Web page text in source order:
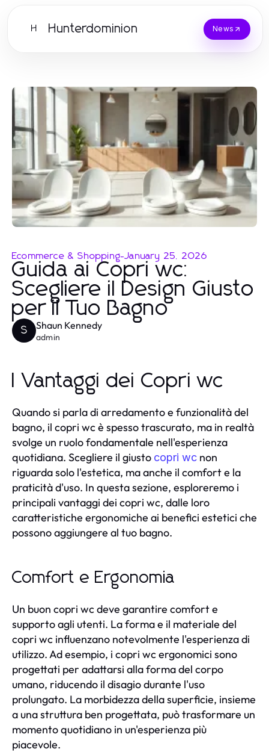
H Hunterdominion News
Ecommerce & Shopping-January 25, 2026
Guida ai Copri wc:
Scegliere il Design Giusto
per il Tuo Bagno
S Shaun Kennedy
admin
I Vantaggi dei Copri wc
Quando si parla di arredamento e funzionalità del
bagno, il copri wc è spesso trascurato, ma in realtà
svolge un ruolo fondamentale nell'esperienza
quotidiana. Scegliere il giusto copri wc non
riguarda solo l'estetica, ma anche il comfort e la
praticità d'uso. In questa sezione, esploreremo i
principali vantaggi dei copri wc, dalle loro
caratteristiche ergonomiche ai benefici estetici che
possono aggiungere al tuo bagno.
Comfort e Ergonomia
Un buon copri wc deve garantire comfort e
supporto agli utenti. La forma e il materiale del
copri wc influenzano notevolmente l'esperienza di
utilizzo. Ad esempio, i copri wc ergonomici sono
progettati per adattarsi alla forma del corpo
umano, riducendo il disagio durante l'uso
prolungato. La morbidezza della superficie, insieme
a una struttura ben progettata, può trasformare un
momento quotidiano in un'esperienza più
piacevole.